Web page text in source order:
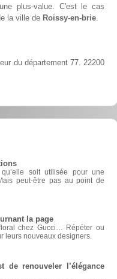
plus-value. C'est le cas
la ville de Roissy-en-brie
du département 77. 22200
soit utilisée pour une
peut-être pas au point de
la page
chez Gucci… Répéter ou
leurs nouveaux designers.
renouveler l’élégance